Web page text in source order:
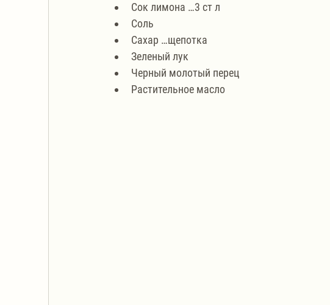
Сок лимона …3 ст л
Соль
Сахар …щепотка
Зеленый лук
Черный молотый перец
Растительное масло